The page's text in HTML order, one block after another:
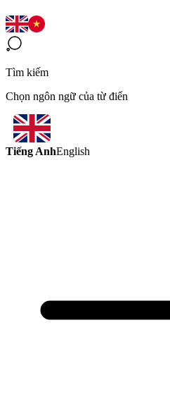
Tìm kiếm
Chọn ngôn ngữ của từ điển
Tiếng AnhEnglish